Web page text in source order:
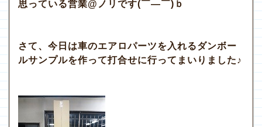
思っている営業@ノリです(￣―￣)ｂ
さて、今日は車のエアロパーツを入れるダンボー
ルサンプルを作って打合せに行ってまいりました♪